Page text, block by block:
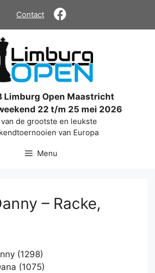
Contact
Limburg Open Maastricht
22 t/m 25 mei 2026
van de grootste en leukste
van Europa
Menu
– Racke,
(1298)
(1075)